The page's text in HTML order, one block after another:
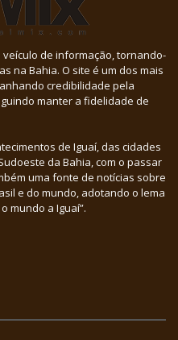
de informação, tornando-
na Bahia. O site é um dos mais
credibilidade pela
manter a fidelidade de
de Iguaí, das cidades
da Bahia, com o passar
uma fonte de notícias sobre
e do mundo, adotando o lema
mundo a Iguaí”.